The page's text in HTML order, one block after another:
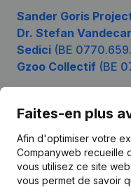
Sander Goris
Dr. Stefan
Sedici (BE
Gzoo Collectif (BE
Faites-en plus
Afin d'optimiser votre
Companyweb recueille
vous utilisez ce site web.
vous permet de savoir
Français